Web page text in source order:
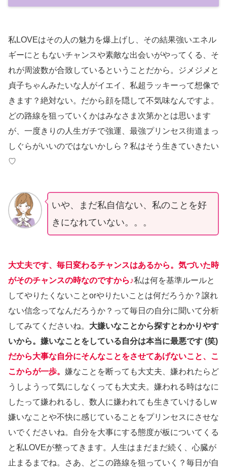
私LOVEはその人の魅力を爆上げし、その結果強いエネル
ギーにともないチャンスや素敵な出会いがやってくる、そ
れが周波数が合致しているということだから。ジメジメと
貞子ちゃんみたいな人がイエイ、私超ラッキーって想像で
きます？絶対ない。だから顔を隠して不気味なんですよ。
どの路線を狙っていくかはみなさま次第かとは思います
が、一度きりの人生ガチで強運、最強プリンセス街道まっ
しぐらがいいのではないかしら？私はそう生きていきたい
♡
いや、まだ私自信ない、私のことを好
きになれていない。。。
大丈夫です、毎日変わるチャンスはあるから。気づいた時
がそのチャンスの時なのですから♪私は何を基準ルールと
してやりたくないことorやりたいことは何だろうか？譲れ
ない信念ってなんだろうか？って毎日の自分に聞いて分析
してみてくださいね。 大嫌いなことから探すとわかりやす
いから。嫌いなことをしている自分は本当に最悪です (笑)
だから大事な自分にそんなことをさせてあげないこと、こ
こからが一歩。 嫌なことを断っても大丈夫、嫌われたらど
うしようって気にしなくっても大丈夫。嫌われる時はなに
したって嫌われるし、数人に嫌われても生きていけるしw
嫌いなことや不快に感じていることをプリンセスにさせな
いでくださいね。自分を大事にする態度が板についてくる
と私LOVEが整ってきます。人生はまだまだ続く、心臓が
止まるまでね。さあ、どこの路線を狙っていく？毎日が自